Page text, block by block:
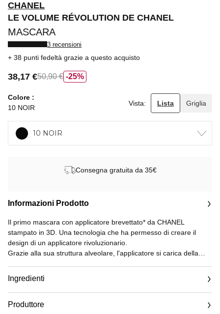
CHANEL
LE VOLUME RÉVOLUTION DE CHANEL
MASCARA
3 recensioni
38 punti fedeltà grazie a questo acquisto
25%
38,17 €50,90 €
Colore
10 NOIR
Vista: Lista Griglia
10 NOIR
Consegna gratuita da 35€
Informazioni Prodotto
Il primo mascara con applicatore brevettato* da CHANEL
stampato in 3D. Una tecnologia che ha permesso di creare il
design di un applicatore rivoluzionario.
Grazie alla sua struttura alveolare, l'applicatore si carica della
rilascia progressivamente la formula sulle ciglia, sin dalla prima
applicazione. In un solo gesto, le ciglia sfoggiano un volume
estremo immediato, senza eccesso di prodotto, per un effetto
mozzafiato.
Ingredienti
Produttore